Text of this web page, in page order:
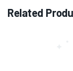
Related